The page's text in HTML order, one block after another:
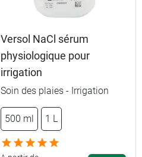
Versol NaCl sérum
physiologique pour
irrigation
Soin des plaies - Irrigation
500 ml 1 L